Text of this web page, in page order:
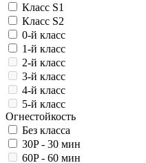
Класс S1
Класс S2
0-й класс
1-й класс
2-й класс
3-й класс
4-й класс
5-й класс
Огнестойкость
Без класса
30P - 30 мин
60P - 60 мин